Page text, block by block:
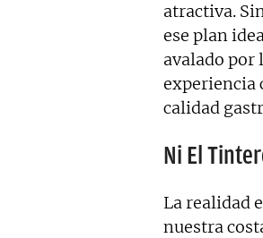
atractiva.
ese plan
avalado por
experiencia
calidad
Ni El
La realidad
nuestra